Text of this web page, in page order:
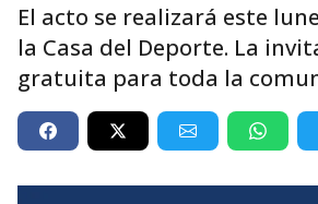
El acto se realizará este
la Casa del Deporte. La
gratuita para toda la